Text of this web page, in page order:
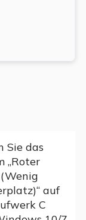
Sie das
„Roter
auf
C